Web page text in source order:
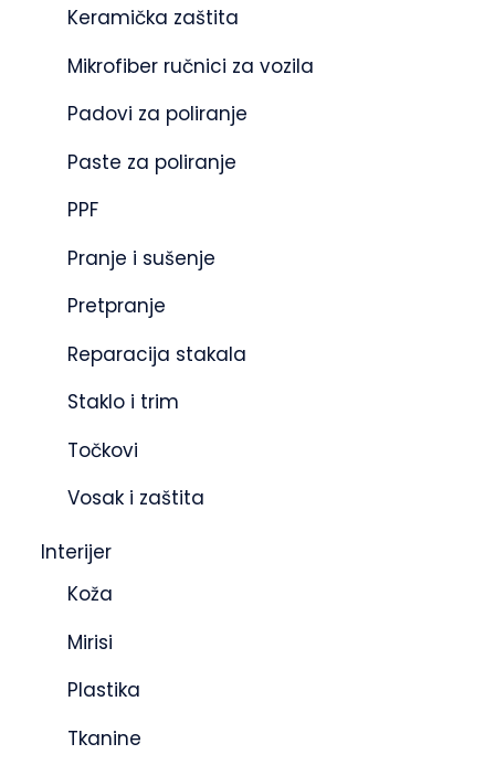
Keramička zaštita
Mikrofiber ručnici za vozila
Padovi za poliranje
Paste za poliranje
PPF
Pranje i sušenje
Pretpranje
Reparacija stakala
Staklo i trim
Točkovi
Vosak i zaštita
Interijer
Koža
Mirisi
Plastika
Tkanine